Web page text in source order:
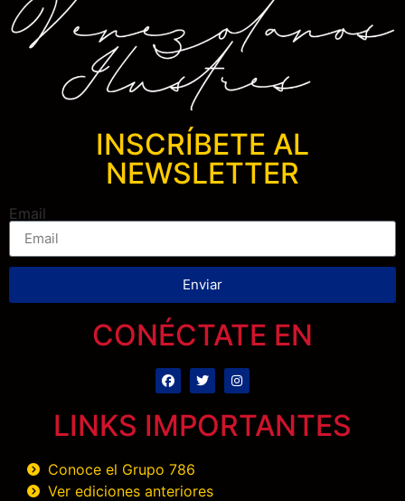
INSCRÍBETE AL
NEWSLETTER
Email
Enviar
CONÉCTATE EN
LINKS IMPORTANTES
Conoce el Grupo 786
Ver ediciones anteriores